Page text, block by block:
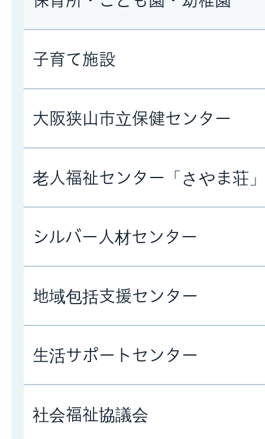
子育て施設
大阪狭山市立保健センター
老人福祉センター「さやま荘」
シルバー人材センター
地域包括支援センター
生活サポートセンター
社会福祉協議会